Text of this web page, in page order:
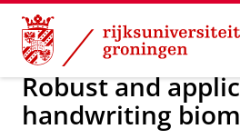
Skip
Content
Skip
Navigation
Over ons Actueel Nieuws
Robust and
handwriting